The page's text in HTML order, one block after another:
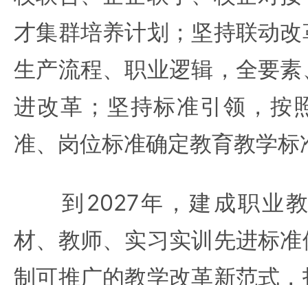
才集群培养计划；坚持联动
生产流程、职业逻辑，全要
进改革；坚持标准引领，按
准、岗位标准确定教育教学标
到2027年，建成职业教
材、教师、实习实训先进标
制可推广的教学改革新范式